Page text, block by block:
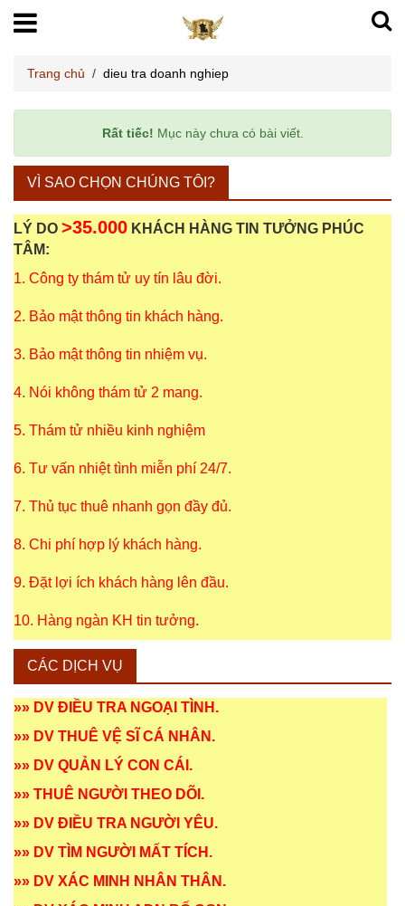
Trang chủ / dieu tra doanh nghiep
Rất tiếc! Mục này chưa có bài viết.
VÌ SAO CHỌN CHÚNG TÔI?
LÝ DO >35.000 KHÁCH HÀNG TIN TƯỞNG PHÚC
TÂM:
1. Công ty thám tử uy tín lâu đời.
2. Bảo mật thông tin khách hàng.
3. Bảo mật thông tin nhiệm vụ.
4. Nói không thám tử 2 mang.
5. Thám tử nhiều kinh nghiệm
6. Tư vấn nhiệt tình miễn phí 24/7.
7. Thủ tục thuê nhanh gọn đầy đủ.
8. Chi phí hợp lý khách hàng.
9. Đặt lợi ích khách hàng lên đầu.
10. Hàng ngàn KH tin tưởng.
CÁC DỊCH VỤ
»» DV ĐIỀU TRA NGOẠI TÌNH .
»» DV THUÊ VỆ SĨ CÁ NHÂN .
»» DV QUẢN LÝ CON CÁI .
»» THUÊ NGƯỜI THEO DÕI .
»» DV ĐIỀU TRA NGƯỜI YÊU.
»» DV TÌM NGƯỜI MẤT TÍCH .
»» DV XÁC MINH NHÂN THÂN .